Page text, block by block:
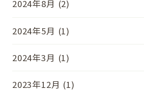
2024年8月 (2)
2024年5月 (1)
2024年3月 (1)
2023年12月 (1)